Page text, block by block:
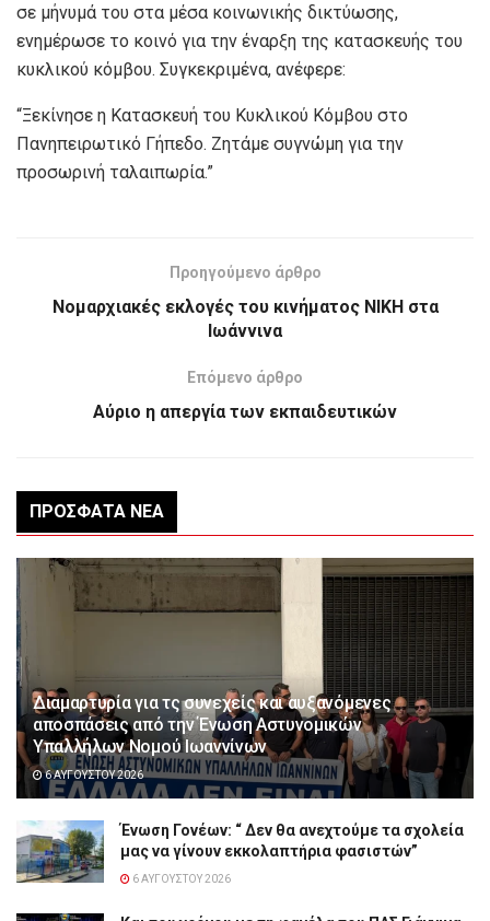
σε μήνυμά του στα μέσα κοινωνικής δικτύωσης,
ενημέρωσε το κοινό για την έναρξη της κατασκευής του
κυκλικού κόμβου. Συγκεκριμένα, ανέφερε:
“Ξεκίνησε η Κατασκευή του Κυκλικού Κόμβου στο
Πανηπειρωτικό Γήπεδο. Ζητάμε συγνώμη για την
προσωρινή ταλαιπωρία.”
Προηγούμενο άρθρο
Νομαρχιακές εκλογές του κινήματος ΝΙΚΗ στα
Ιωάννινα
Επόμενο άρθρο
Αύριο η απεργία των εκπαιδευτικών
ΠΡΌΣΦΑΤΑ ΝΈΑ
Διαμαρτυρία για τς συνεχείς και αυξανόμενες
αποσπάσεις από την Ένωση Αστυνομικών
Υπαλλήλων Νομού Ιωαννίνων
6 ΑΥΓΟΎΣΤΟΥ 2026
Ένωση Γονέων: “ Δεν θα ανεχτούμε τα σχολεία
μας να γίνουν εκκολαπτήρια φασιστών”
6 ΑΥΓΟΎΣΤΟΥ 2026